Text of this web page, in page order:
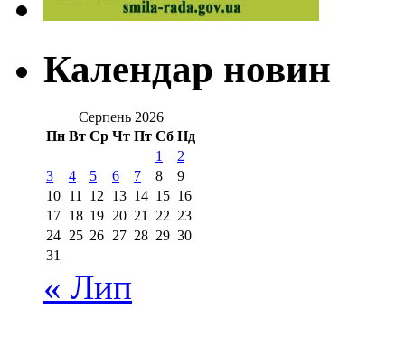
Календар новин
Серпень 2026
Пн Вт Ср Чт Пт Сб Нд
1
2
3
4 5 6 7 8
9
10 11 12 13 14 15 16
17 18 19 20 21 22 23
24 25 26 27 28 29 30
31
« Лип